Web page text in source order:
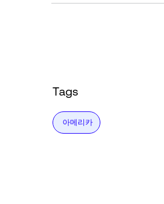
Tags
아메리카